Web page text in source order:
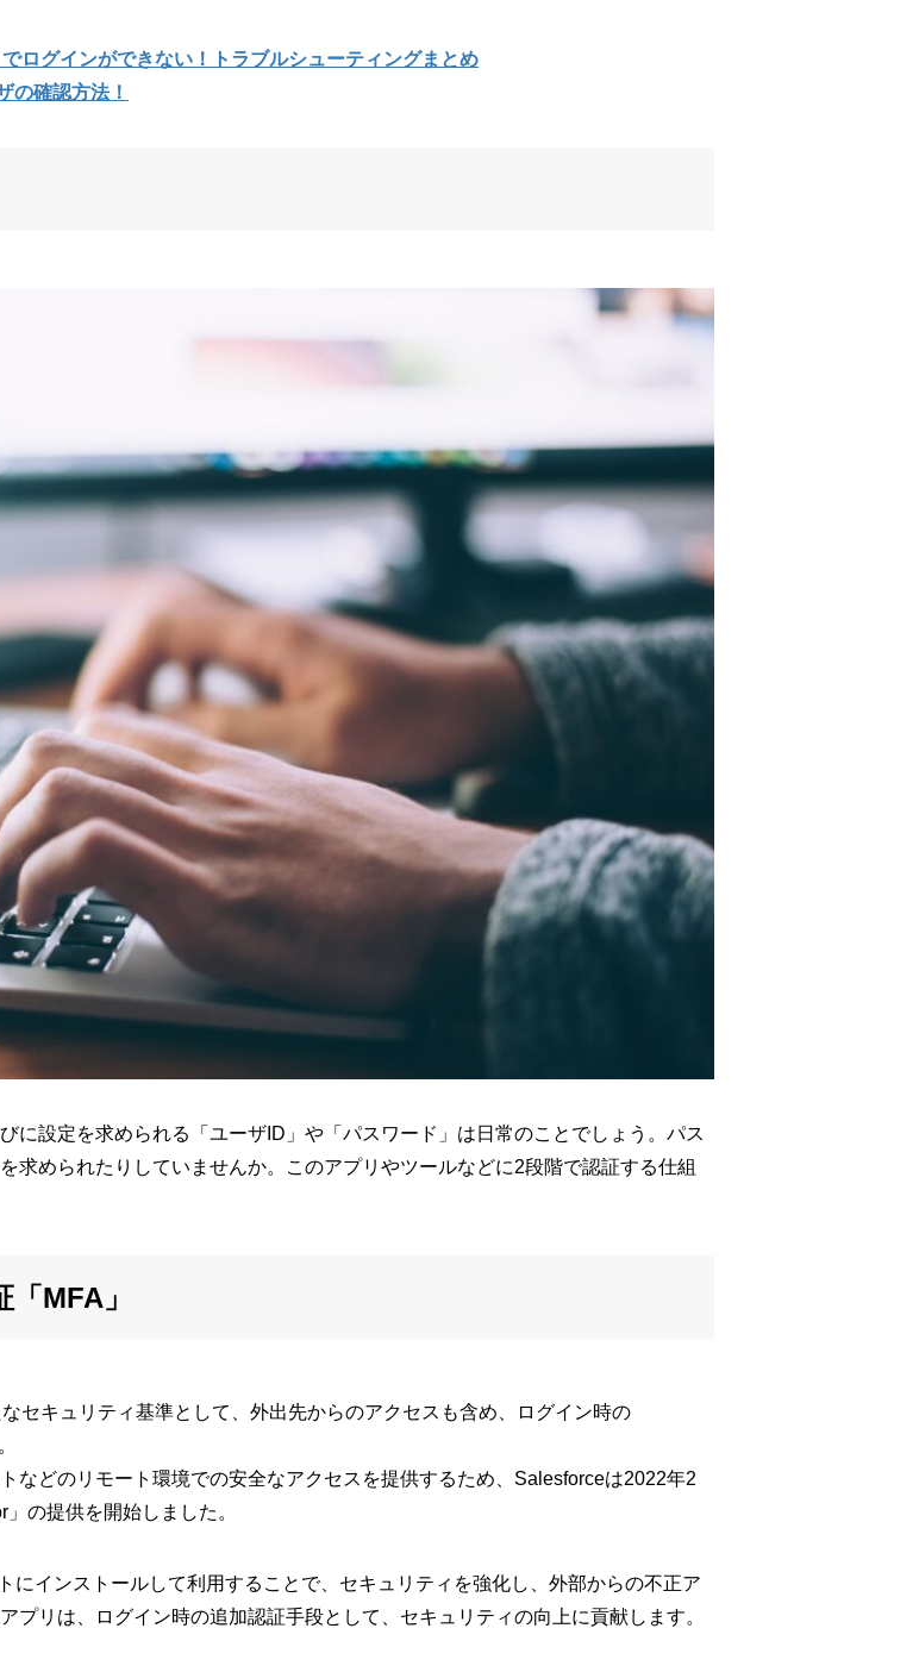
グインができない！トラブルシューティングまとめ
確認方法！
に設定を求められる「ユーザID」や「パスワード」は日常のことでしょう。パス
求められたりしていませんか。このアプリやツールなどに2段階で認証する仕組
MFA」
セキュリティ基準として、外出先からのアクセスも含め、ログイン時の
などのリモート環境での安全なアクセスを提供するため、Salesforceは2022年2
の提供を開始しました。
にインストールして利用することで、セキュリティを強化し、外部からの不正ア
プリは、ログイン時の追加認証手段として、セキュリティの向上に貢献します。